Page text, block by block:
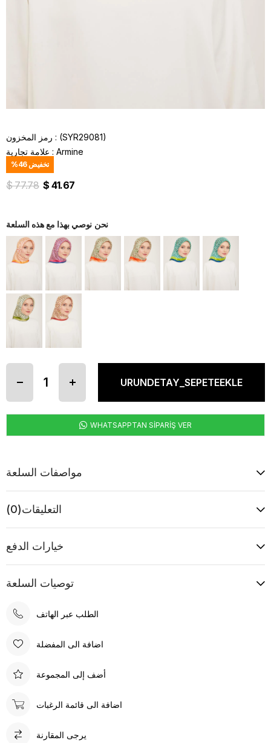
رمز المخزون
(SYR29081)
علامة تجارية : Armine
%46تخفيض
$ 77.78 $ 41.67
نحن نوصي بهذا مع هذه السلعة
WHATSAPPTAN SİPARİŞ VER
مواصفات السلعة
التعليقات(0)
خيارات الدفع
توصيات السلعة
الطلب عبر الهاتف
اضافة الى المفضلة
أضف إلى المجموعة
اضافة الى قائمة الرغبات
يرجى المقارنة